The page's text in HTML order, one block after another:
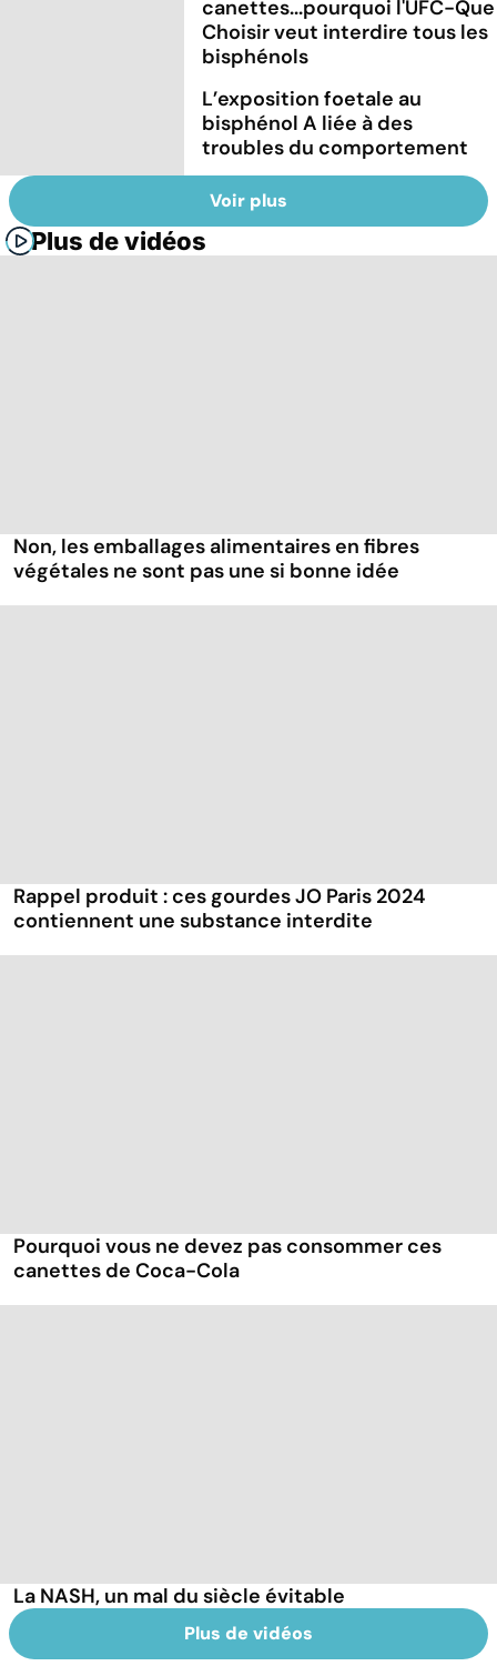
canettes...pourquoi l'UFC-Que
Choisir veut interdire tous les
bisphénols
L’exposition foetale au
bisphénol A liée à des
troubles du comportement
Voir plus
Plus de vidéos
Non, les emballages alimentaires en fibres
végétales ne sont pas une si bonne idée
Rappel produit : ces gourdes JO Paris 2024
contiennent une substance interdite
Pourquoi vous ne devez pas consommer ces
canettes de Coca-Cola
La NASH, un mal du siècle évitable
Plus de vidéos